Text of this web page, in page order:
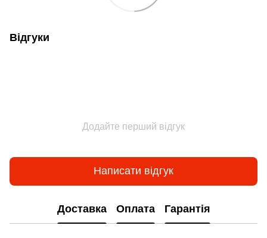
Відгуки
Додайте перший відгук
Написати відгук
Доставка Оплата Гарантія